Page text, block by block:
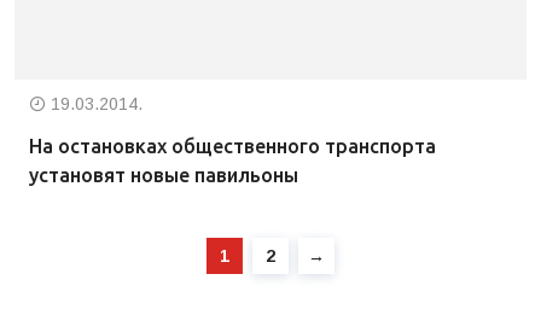
19.03.2014.
На остановках общественного транспорта
установят новые павильоны
1 2 →